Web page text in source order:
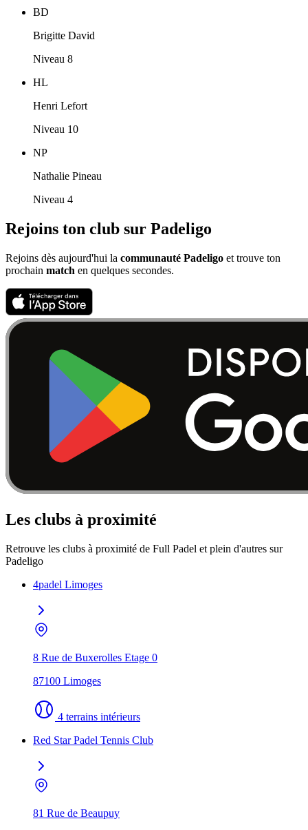
BD
Brigitte David
Niveau 8
HL
Henri Lefort
Niveau 10
NP
Nathalie Pineau
Niveau 4
Rejoins ton club sur Padeligo
Rejoins dès aujourd'hui la communauté Padeligo et trouve ton
prochain match en quelques secondes.
Les clubs à proximité
Retrouve les clubs à proximité de Full Padel et plein d'autres sur
Padeligo
4padel Limoges
8 Rue de Buxerolles Etage 0
87100 Limoges
4 terrains intérieurs
Red Star Padel Tennis Club
81 Rue de Beaupuy